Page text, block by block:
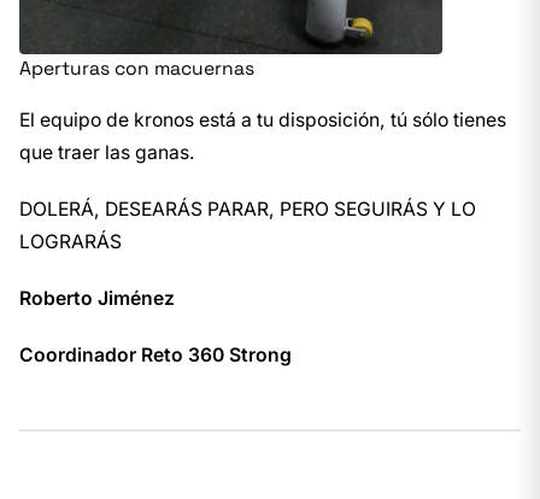
Aperturas con macuernas
El equipo de kronos está a tu disposición, tú sólo tienes
que traer las ganas.
DOLERÁ, DESEARÁS PARAR, PERO SEGUIRÁS Y LO
LOGRARÁS
Roberto Jiménez
Coordinador Reto 360 Strong